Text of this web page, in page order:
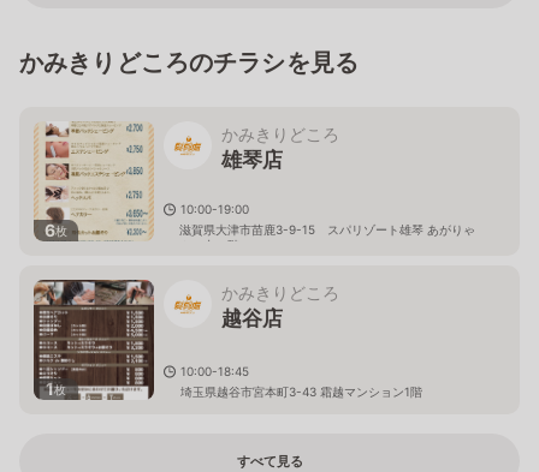
かみきりどころのチラシを見る
6枚
かみきりどころ
雄琴店
10:00-19:00
滋賀県大津市苗鹿3-9-15 スパリゾート雄琴 あがりゃ
んせ内１階
1枚
かみきりどころ
越谷店
10:00-18:45
埼玉県越谷市宮本町3-43 霜越マンション1階
すべて見る